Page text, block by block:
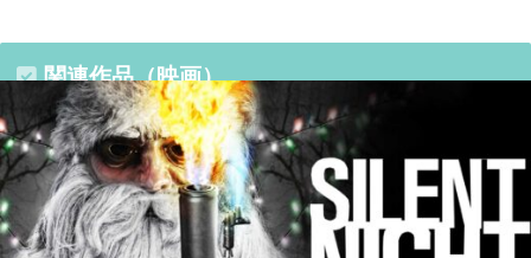
関連作品（映画）